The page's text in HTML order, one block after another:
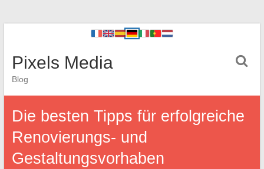
Pixels Media
Blog
Die besten Tipps für erfolgreiche
Renovierungs- und
Gestaltungsvorhaben